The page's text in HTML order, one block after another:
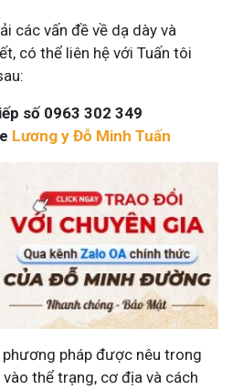
các vấn đề về dạ dày và
có thể liên hệ với Tuấn tôi
số 0963 302 349
Lương y Đỗ Minh Tuấn
phương pháp được nêu trong
thể trạng, cơ địa và cách